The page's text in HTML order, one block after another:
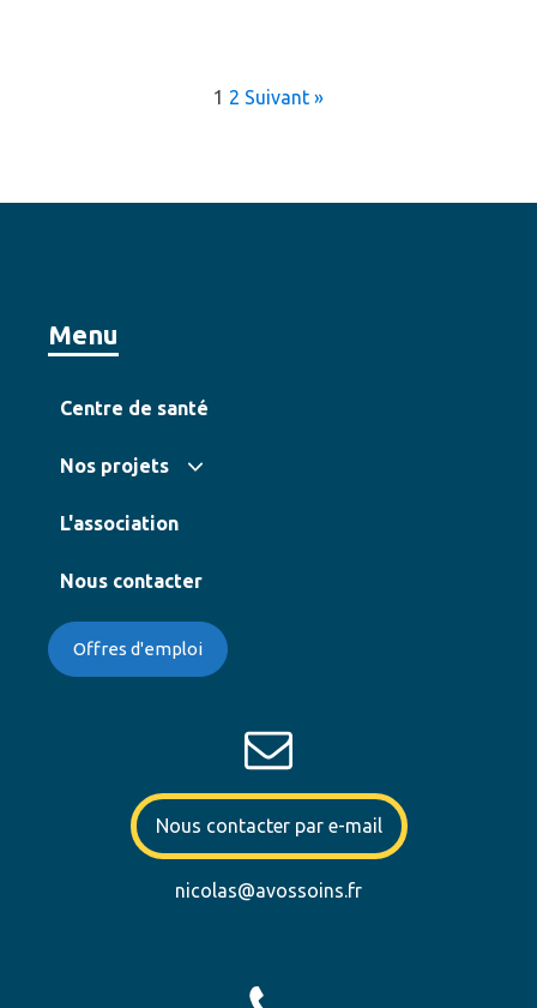
1 2 Suivant »
Menu
Centre de santé
Nos projets
L'association
Nous contacter
Offres d'emploi
Nous contacter par e-mail
nicolas@avossoins.fr